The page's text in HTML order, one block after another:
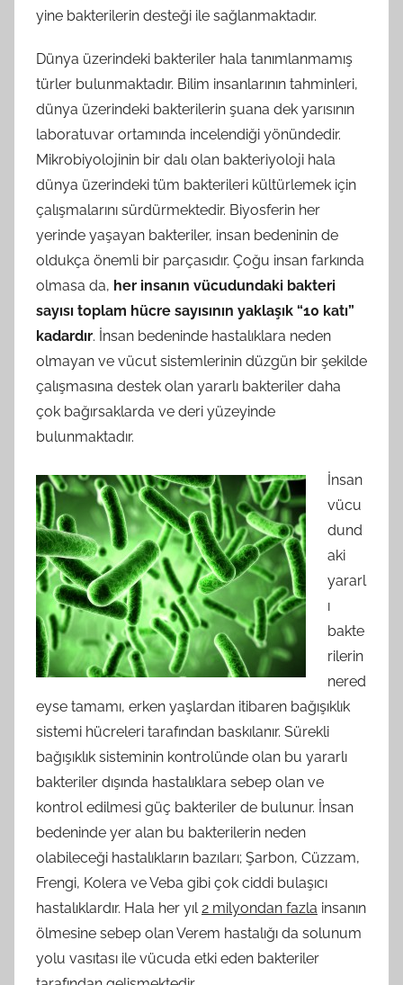
yine bakterilerin desteği ile sağlanmaktadır.
Dünya üzerindeki bakteriler hala tanımlanmamış
türler bulunmaktadır. Bilim insanlarının tahminleri,
dünya üzerindeki bakterilerin şuana dek yarısının
laboratuvar ortamında incelendiği yönündedir.
Mikrobiyolojinin bir dalı olan bakteriyoloji hala
dünya üzerindeki tüm bakterileri kültürlemek için
çalışmalarını sürdürmektedir. Biyosferin her
yerinde yaşayan bakteriler, insan bedeninin de
oldukça önemli bir parçasıdır. Çoğu insan farkında
olmasa da, her insanın vücudundaki bakteri
sayısı toplam hücre sayısının yaklaşık “10 katı”
kadardır. İnsan bedeninde hastalıklara neden
olmayan ve vücut sistemlerinin düzgün bir şekilde
çalışmasına destek olan yararlı bakteriler daha
çok bağırsaklarda ve deri yüzeyinde
bulunmaktadır.
İnsan
vücu
dund
aki
yararl
ı
bakte
rilerin
nered
eyse tamamı, erken yaşlardan itibaren bağışıklık
sistemi hücreleri tarafından baskılanır. Sürekli
bağışıklık sisteminin kontrolünde olan bu yararlı
bakteriler dışında hastalıklara sebep olan ve
kontrol edilmesi güç bakteriler de bulunur. İnsan
bedeninde yer alan bu bakterilerin neden
olabileceği hastalıkların bazıları; Şarbon, Cüzzam,
Frengi, Kolera ve Veba gibi çok ciddi bulaşıcı
hastalıklardır. Hala her yıl2 milyondan fazla insanın
ölmesine sebep olan Verem hastalığı da solunum
yolu vasıtası ile vücuda etki eden bakteriler